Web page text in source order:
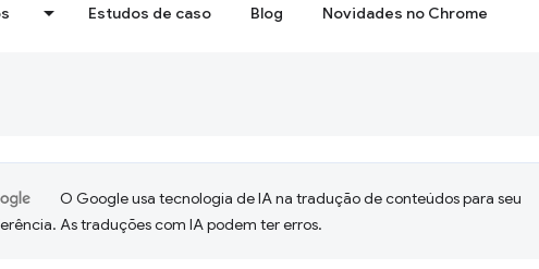
Estudos de caso Blog Novidades no Chrome
O Google usa tecnologia de IA na tradução de conteúdos para seu
As traduções com IA podem ter erros.